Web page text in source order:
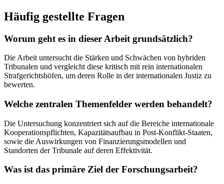
Häufig gestellte Fragen
Worum geht es in dieser Arbeit grundsätzlich?
Die Arbeit untersucht die Stärken und Schwächen von hybriden
Tribunalen und vergleicht diese kritisch mit rein internationalen
Strafgerichtshöfen, um deren Rolle in der internationalen Justiz zu
bewerten.
Welche zentralen Themenfelder werden behandelt?
Die Untersuchung konzentriert sich auf die Bereiche internationale
Kooperationspflichten, Kapazitätsaufbau in Post-Konflikt-Staaten,
sowie die Auswirkungen von Finanzierungsmodellen und
Standorten der Tribunale auf deren Effektivität.
Was ist das primäre Ziel der Forschungsarbeit?